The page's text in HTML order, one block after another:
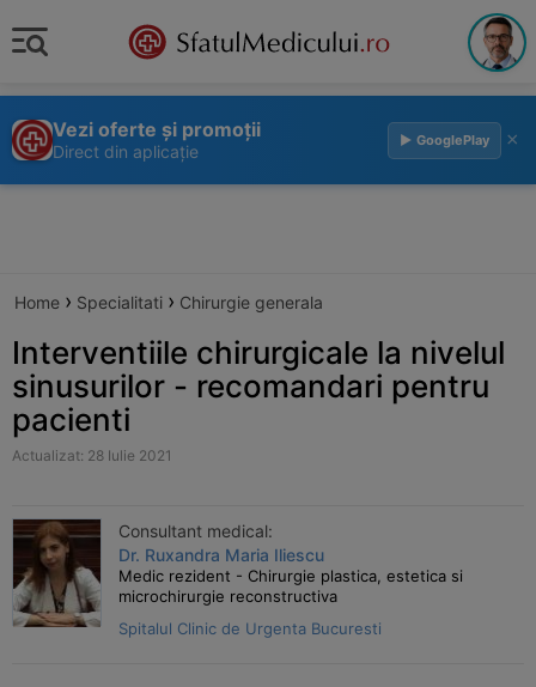
Vezi oferte și promoții
Direct din aplicație
▶ GooglePlay ×
Home › Specialitati › Chirurgie generala
Interventiile chirurgicale la nivelul
sinusurilor - recomandari pentru
pacienti
Actualizat: 28 Iulie 2021
Consultant medical:
Dr. Ruxandra Maria Iliescu
Medic rezident - Chirurgie plastica, estetica si
microchirurgie reconstructiva
Spitalul Clinic de Urgenta Bucuresti